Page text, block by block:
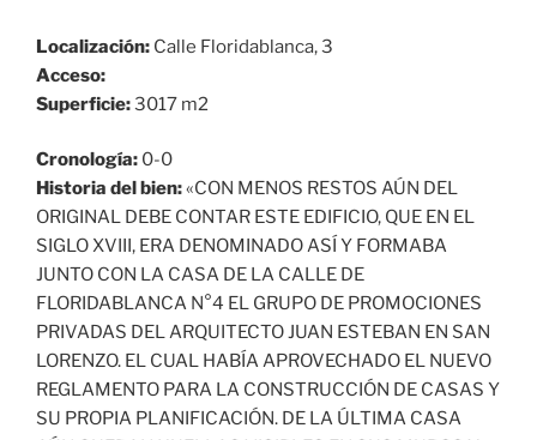
Localización: Calle Floridablanca, 3
Acceso:
Superficie:3017 m2
Cronología: 0-0
Historia del bien:«CON MENOS RESTOS AÚN DEL
ORIGINAL DEBE CONTAR ESTE EDIFICIO, QUE EN EL
SIGLO XVIII, ERA DENOMINADO ASÍ Y FORMABA
JUNTO CON LA CASA DE LA CALLE DE
FLORIDABLANCA N°4 EL GRUPO DE PROMOCIONES
PRIVADAS DEL ARQUITECTO JUAN ESTEBAN EN SAN
LORENZO. EL CUAL HABÍA APROVECHADO EL NUEVO
REGLAMENTO PARA LA CONSTRUCCIÓN DE CASAS Y
SU PROPIA PLANIFICACIÓN. DE LA ÚLTIMA CASA